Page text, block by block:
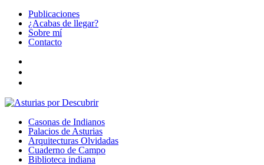
Publicaciones
¿Acabas de llegar?
Sobre mí
Contacto
Casonas de Indianos
Palacios de Asturias
Arquitecturas Olvidadas
Cuaderno de Campo
Biblioteca indiana